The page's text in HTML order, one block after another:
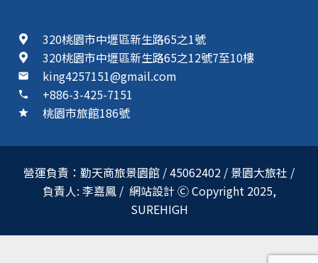
320桃園市中壢區新生路65之1號
320桃園市中壢區新生路65之12號7至10樓
mail king4257151@gmail.com
phone +886-3-425-7151
star 桃園市旅館186號
營運負責：勤天商旅景園館 / 45062402 / 景園大旅社 /
負責人: 李嘉鳳 / 網站設計 Ⓒ Copyright 2025,
SUREHIGH